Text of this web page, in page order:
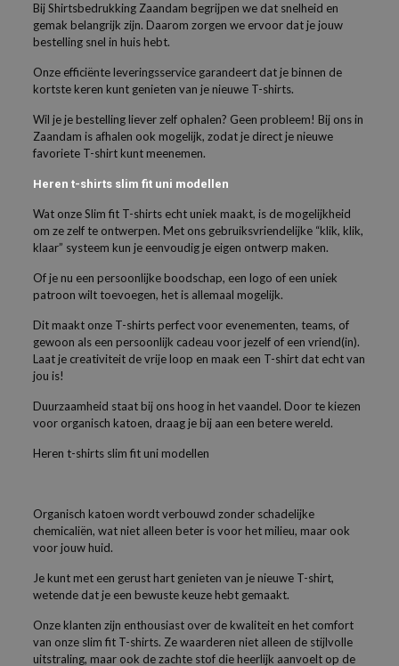
Bij Shirtsbedrukking Zaandam begrijpen we dat snelheid en
gemak belangrijk zijn. Daarom zorgen we ervoor dat je jouw
bestelling snel in huis hebt.
Onze efficiënte leveringsservice garandeert dat je binnen de
kortste keren kunt genieten van je nieuwe T-shirts.
Wil je je bestelling liever zelf ophalen? Geen probleem! Bij ons in
Zaandam is afhalen ook mogelijk, zodat je direct je nieuwe
favoriete T-shirt kunt meenemen.
Heren t-shirts slim fit uni modellen
Wat onze Slim fit T-shirts echt uniek maakt, is de mogelijkheid
om ze zelf te ontwerpen. Met ons gebruiksvriendelijke “klik, klik,
klaar” systeem kun je eenvoudig je eigen ontwerp maken.
Of je nu een persoonlijke boodschap, een logo of een uniek
patroon wilt toevoegen, het is allemaal mogelijk.
Dit maakt onze T-shirts perfect voor evenementen, teams, of
gewoon als een persoonlijk cadeau voor jezelf of een vriend(in).
Laat je creativiteit de vrije loop en maak een T-shirt dat echt van
jou is!
Duurzaamheid staat bij ons hoog in het vaandel. Door te kiezen
voor organisch katoen, draag je bij aan een betere wereld.
Heren t-shirts slim fit uni modellen
Organisch katoen wordt verbouwd zonder schadelijke
chemicaliën, wat niet alleen beter is voor het milieu, maar ook
voor jouw huid.
Je kunt met een gerust hart genieten van je nieuwe T-shirt,
wetende dat je een bewuste keuze hebt gemaakt.
Onze klanten zijn enthousiast over de kwaliteit en het comfort
van onze slim fit T-shirts. Ze waarderen niet alleen de stijlvolle
uitstraling, maar ook de zachte stof die heerlijk aanvoelt op de